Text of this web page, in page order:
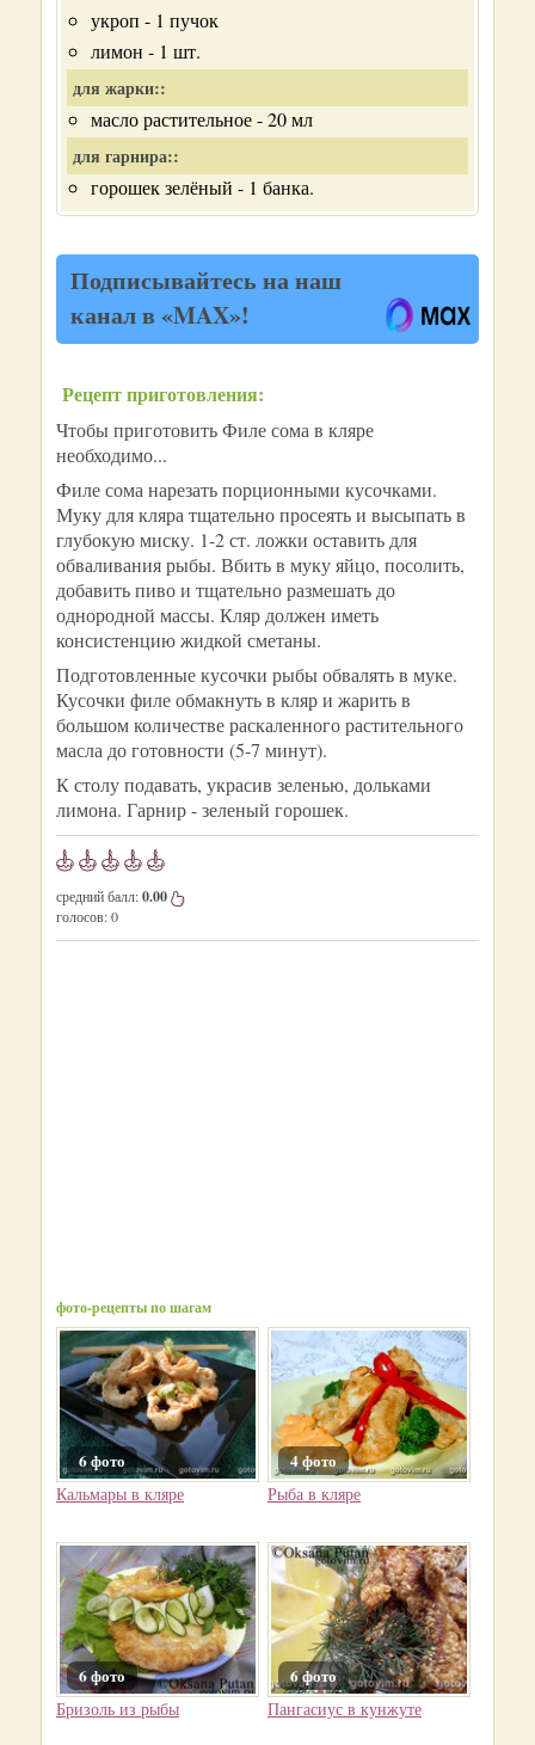
укроп - 1 пучок
лимон - 1 шт.
для жарки::
масло растительное - 20 мл
для гарнира::
горошек зелёный - 1 банка.
Подписывайтесь на наш
канал в «MAX»!
Рецепт приготовления:
Чтобы приготовить Филе сома в кляре
необходимо...
Филе сома нарезать порционными кусочками.
Муку для кляра тщательно просеять и высыпать в
глубокую миску. 1-2 ст. ложки оставить для
обваливания рыбы. Вбить в муку яйцо, посолить,
добавить пиво и тщательно размешать до
однородной массы. Кляр должен иметь
консистенцию жидкой сметаны.
Подготовленные кусочки рыбы обвалять в муке.
Кусочки филе обмакнуть в кляр и жарить в
большом количестве раскаленного растительного
масла до готовности (5-7 минут).
К столу подавать, украсив зеленью, дольками
лимона. Гарнир - зеленый горошек.
средний балл:0.00
голосов:0
фото-рецепты по шагам
6 фото
Кальмары в кляре
4 фото
Рыба в кляре
6 фото
Бризоль из рыбы
6 фото
Пангасиус в кунжуте